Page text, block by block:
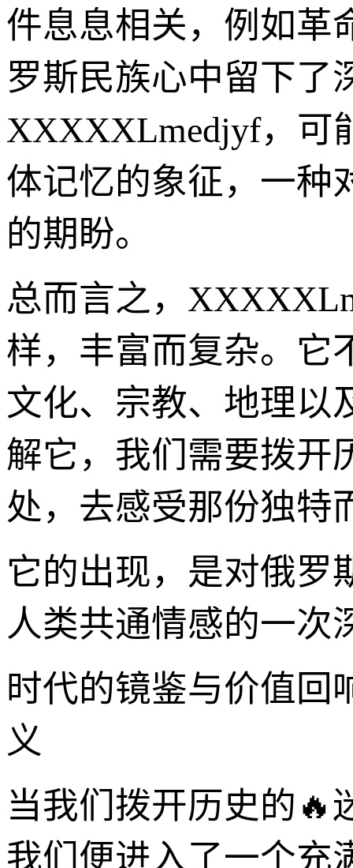
件息息相关，例如革
罗斯民族心中留下了
XXXXXLmedjyf，可
体记忆的象征，一种
的期盼。
总而言之，
样，丰富而复杂。它
文化、宗教、地理以
解它，我们需要拨开
处，去感受那份独特
它的出现，是对俄罗
人类共通情感的一次
时代的镜鉴与价值回
义
当我们拨开历史的🔥
我们便进入了一个充